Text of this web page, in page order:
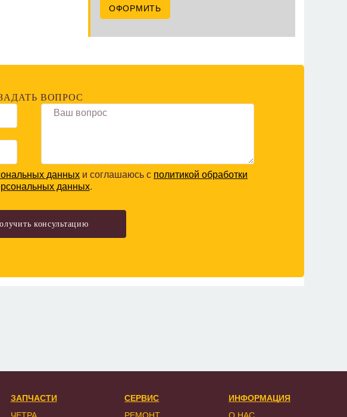
ОФОРМИТЬ
ВОПРОС
данных и соглашаюсь с политикой обработки
данных.
ЗАПЧАСТИ
ЧЕТРА
СЕРВИС
РЕМОНТ
ИНФОРМАЦИЯ
О НАС